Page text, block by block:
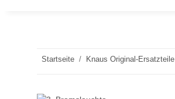
Startseite Knaus Original-Ersatzteile